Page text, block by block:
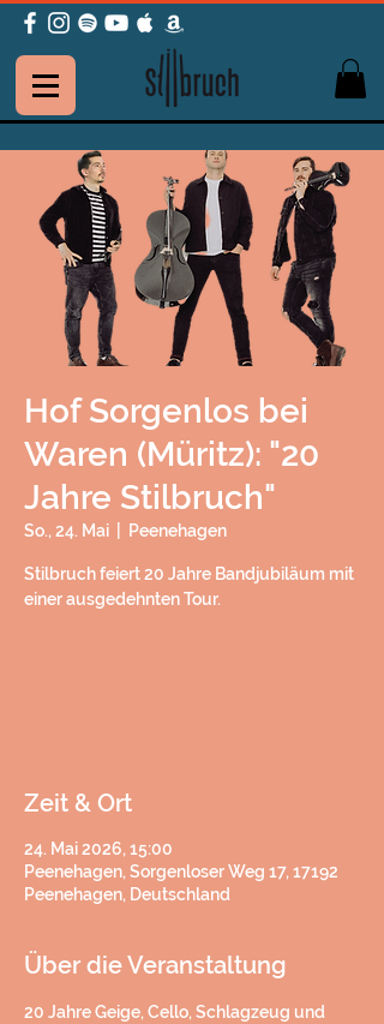
Hof Sorgenlos bei
Waren (Müritz): "20
Jahre Stilbruch"
So., 24. Mai Peenehagen
Stilbruch feiert 20 Jahre Bandjubiläum mit
einer ausgedehnten Tour.
Zeit & Ort
24. Mai 2026, 15:00
Peenehagen, Sorgenloser Weg 17, 17192
Peenehagen, Deutschland
Über die Veranstaltung
20 Jahre Geige, Cello, Schlagzeug und